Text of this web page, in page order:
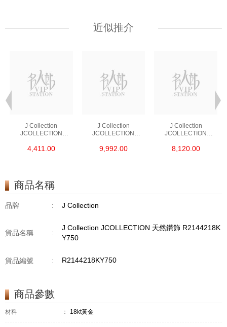
近似推介
J Collection
JCOLLECTION
RDDI 0.48 CT18KR
4,411.00
J Collection
JCOLLECTION
RDDI 1.34 CT18KW
9,992.00
J Collection
JCOLLECTION
W/DIAMOND 7
8,120.00
商品名稱
品牌 : J Collection
貨品名稱 :
J Collection JCOLLECTION 天然鑽飾 R2144218K
Y750
貨品編號 : R2144218KY750
商品參數
材料 ： 18kt黃金